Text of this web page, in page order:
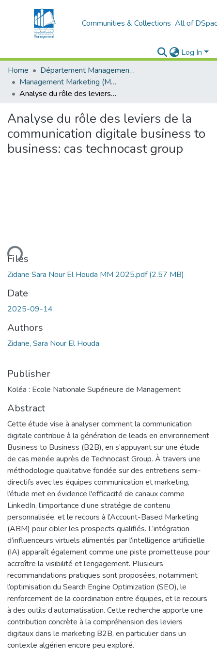
Communities & Collections All of
Log In
Home
Département Management et Entrepreneuriat
Management Marketing (MM)
Analyse du rôle des leviers de la communication digitale business to business: cas technocast group
Analyse du rôle des leviers de la
communication digitale business to
business: cas technocast group
Files
Zidane Sara Nour El Houda MM 2025.pdf(2.57 MB)
Date
2025-09-14
Authors
Zidane, Sara Nour El Houda
Publisher
Koléa : Ecole Nationale Supérieure de Management
Abstract
Cette étude vise à analyser comment la communication
digitale contribue à la génération de leads en environnement
Business to Business (B2B), en s’appuyant sur une étude
de cas menée auprès de Technocast Group. À travers une
méthodologie qualitative fondée sur des entretiens semi-
directifs avec les équipes communication et marketing,
l’étude met en évidence l'efficacité de canaux comme
LinkedIn, l’importance d’une stratégie de contenu
personnalisée, et le recours à l’Account-Based Marketing
(ABM) pour cibler les prospects qualifiés. L’intégration
d’influenceurs virtuels alimentés par l’intelligence artificielle
(IA) apparaît également comme une piste prometteuse pour
accroître la visibilité et l’engagement. Plusieurs
recommandations pratiques sont proposées, notamment
l’optimisation du Search Engine Optimization (SEO), le
renforcement de la coordination entre équipes, et le recours
à des outils d’automatisation. Cette recherche apporte une
contribution concrète à la compréhension des leviers
digitaux dans le marketing B2B, en particulier dans un
contexte algérien encore peu exploré.